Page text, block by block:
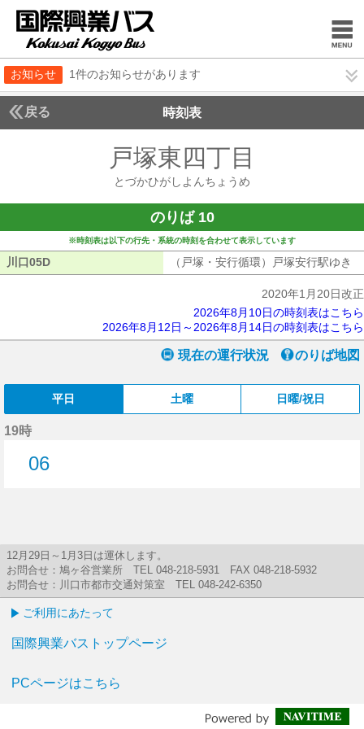
お知らせ 1件のお知らせがあります
戻る 時刻表
戸塚東四丁目
とづかひがしよんちょうめ
のりば 10
※時刻表は以下の行先・系統の時刻を合わせて表示しています
川口05D （戸塚・安行循環）戸塚安行駅ゆき
2020年1月20日改正
2026年8月10日の時刻表はこちら
2026年8月12日～2026年8月14日の時刻表はこちら
現在の運行状況 のりば地図
平日 土曜 日曜/祝日
19時
06
12月29日～1月3日は運休します。
お問合せ：鳩ヶ谷営業所 TEL 048-218-5931 FAX 048-218-5932
お問合せ：川口市都市交通対策室 TEL 048-242-6350
ご利用にあたって
国際興業バストップページ
PCページはこちら